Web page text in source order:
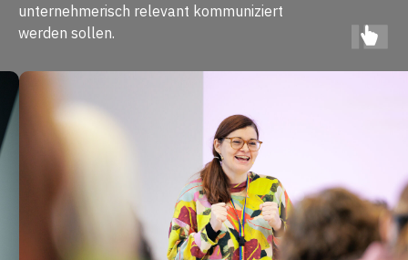
unternehmerisch relevant kommuniziert
werden sollen.